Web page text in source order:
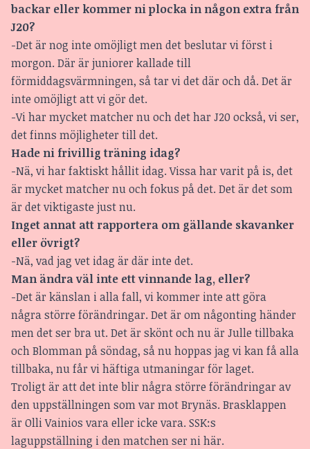
backar eller kommer ni plocka in någon extra från
J20?
-Det är nog inte omöjligt men det beslutar vi först i
morgon. Där är juniorer kallade till
förmiddagsvärmningen, så tar vi det där och då. Det är
inte omöjligt att vi gör det.
-Vi har mycket matcher nu och det har J20 också, vi ser,
det finns möjligheter till det.
Hade ni frivillig träning idag?
-Nä, vi har faktiskt hållit idag. Vissa har varit på is, det
är mycket matcher nu och fokus på det. Det är det som
är det viktigaste just nu.
Inget annat att rapportera om gällande skavanker
eller övrigt?
-Nä, vad jag vet idag är där inte det.
Man ändra väl inte ett vinnande lag, eller?
-Det är känslan i alla fall, vi kommer inte att göra
några större förändringar. Det är om någonting händer
men det ser bra ut. Det är skönt och nu är Julle tillbaka
och Blomman på söndag, så nu hoppas jag vi kan få alla
tillbaka, nu får vi häftiga utmaningar för laget.
Troligt är att det inte blir några större förändringar av
den uppställningen som var mot Brynäs. Brasklappen
är Olli Vainios vara eller icke vara. SSK:s
laguppställning i den matchen ser nihär.